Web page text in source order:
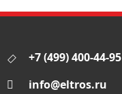
+7 (499) 400-44-95
info@eltros.ru